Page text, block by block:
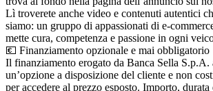
Lì troverete anche video e contenuti autentici
siamo: un gruppo di appassionati di e-
mette cura, competenza e passione in ogni
💶 Finanziamento opzionale e mai obbligatorio
Il finanziamento erogato da Banca Sella S.p.A.
un’opzione a disposizione del cliente e non
per accedere al prezzo esposto. Importo, durata